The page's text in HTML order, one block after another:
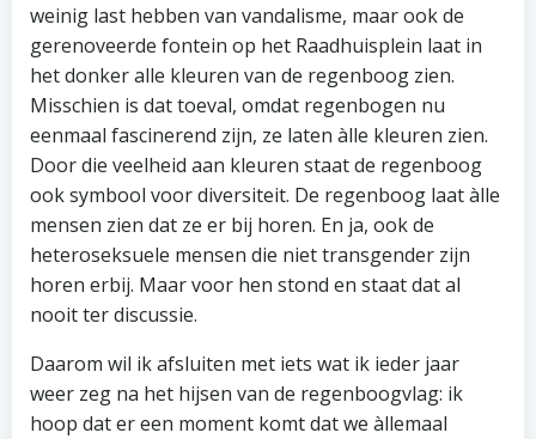
weinig last hebben van vandalisme, maar ook de
gerenoveerde fontein op het Raadhuisplein laat in
het donker alle kleuren van de regenboog zien.
Misschien is dat toeval, omdat regenbogen nu
eenmaal fascinerend zijn, ze laten àlle kleuren zien.
Door die veelheid aan kleuren staat de regenboog
ook symbool voor diversiteit. De regenboog laat àlle
mensen zien dat ze er bij horen. En ja, ook de
heteroseksuele mensen die niet transgender zijn
horen erbij. Maar voor hen stond en staat dat al
nooit ter discussie.
Daarom wil ik afsluiten met iets wat ik ieder jaar
weer zeg na het hijsen van de regenboogvlag: ik
hoop dat er een moment komt dat we àllemaal